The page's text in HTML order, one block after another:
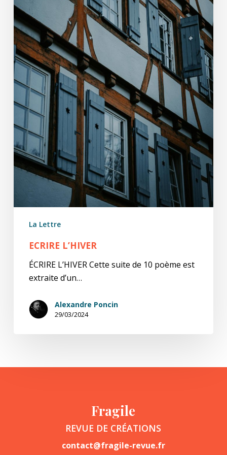
La Lettre
ECRIRE L’HIVER
ÉCRIRE L’HIVER Cette suite de 10 poème est
extraite d’un…
Alexandre Poncin
29/03/2024
Fragile
REVUE DE CRÉATIONS
contact@fragile-revue.fr